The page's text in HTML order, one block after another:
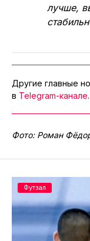
лучше,
Другие главные
в Telegram-канале.
Фото: Роман
Футзал